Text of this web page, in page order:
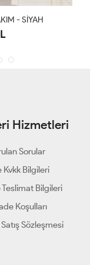
- SİYAH
Hizmetleri
Sorular
Kvkk Bilgileri
Teslimat Bilgileri
Koşulları
Sözleşmesi